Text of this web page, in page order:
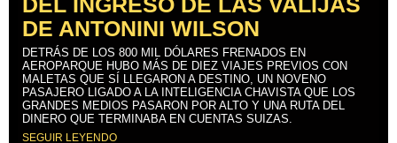
DE ANTONINI WILSON
DETRÁS DE LOS 800 MIL DÓLARES FRENADOS EN
AEROPARQUE HUBO MÁS DE DIEZ VIAJES PREVIOS CON
MALETAS QUE SÍ LLEGARON A DESTINO, UN NOVENO
PASAJERO LIGADO A LA INTELIGENCIA CHAVISTA QUE LOS
GRANDES MEDIOS PASARON POR ALTO Y UNA RUTA DEL
DINERO QUE TERMINABA EN CUENTAS SUIZAS.
SEGUIR LEYENDO